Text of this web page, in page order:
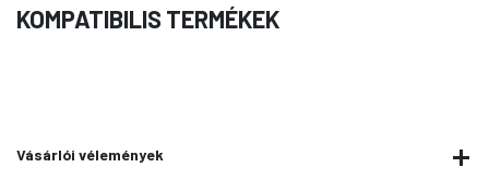
KOMPATIBILIS TERMÉKEK
Vásárlói vélemények